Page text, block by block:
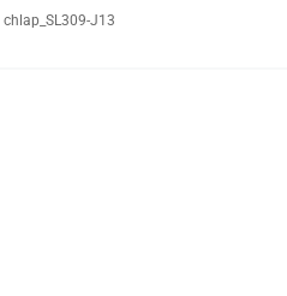
chlap_SL309-J13